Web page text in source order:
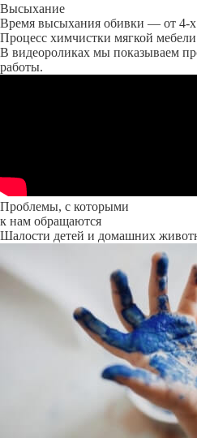
Высыхание
Время высыхания обивки — от 4-х
Процесс химчистки мягкой
В видеороликах мы показываем
работы.
Проблемы, с которыми
к нам обращаются
Шалости детей и домашних